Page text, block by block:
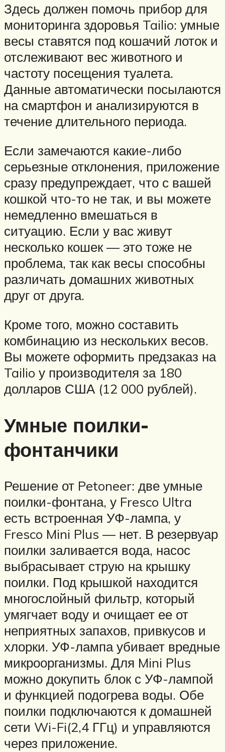
Здесь должен помочь прибор для
мониторинга здоровья Tailio: умные
весы ставятся под кошачий лоток и
отслеживают вес животного и
частоту посещения туалета.
Данные автоматически посылаются
на смартфон и анализируются в
течение длительного периода.
Если замечаются какие-либо
серьезные отклонения, приложение
сразу предупреждает, что с вашей
кошкой что-то не так, и вы можете
немедленно вмешаться в
ситуацию. Если у вас живут
несколько кошек — это тоже не
проблема, так как весы способны
различать домашних животных
друг от друга.
Кроме того, можно составить
комбинацию из нескольких весов.
Вы можете оформить предзаказ на
Tailio у производителя за 180
долларов США (12 000 рублей).
Умные поилки-
фонтанчики
Решение от Petoneer: две умные
поилки-фонтана, у Fresco Ultra
есть встроенная УФ-лампа, у
Fresco Mini Plus — нет. В резервуар
поилки заливается вода, насос
выбрасывает струю на крышку
поилки. Под крышкой находится
многослойный фильтр, который
умягчает воду и очищает ее от
неприятных запахов, привкусов и
хлорки. УФ-лампа убивает вредные
микроорганизмы. Для Mini Plus
можно докупить блок с УФ-лампой
и функцией подогрева воды. Обе
поилки подключаются к домашней
сети Wi-Fi(2,4 ГГц) и управляются
через приложение.